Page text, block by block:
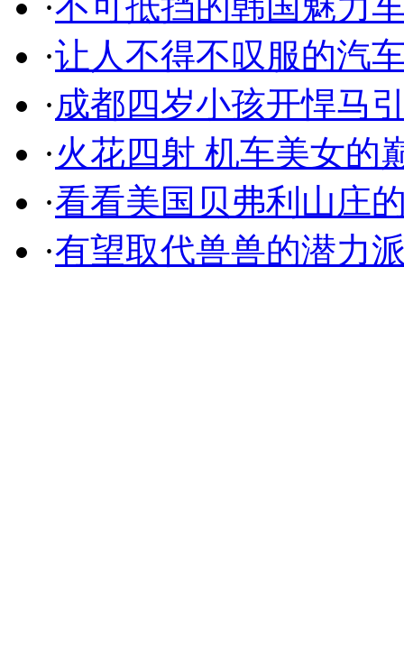
·让人不得不叹服的汽
·成都四岁小孩开悍马
·火花四射 机车美女的
·看看美国贝弗利山庄
·有望取代兽兽的潜力